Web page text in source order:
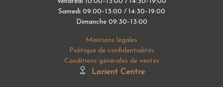
Samedi 09:00–13:00 / 14:30–19:00
Dimanche 09:30–13:00
Mentions légales
Politique de confidentialités
Conditions générales de ventes
Lorient Centre